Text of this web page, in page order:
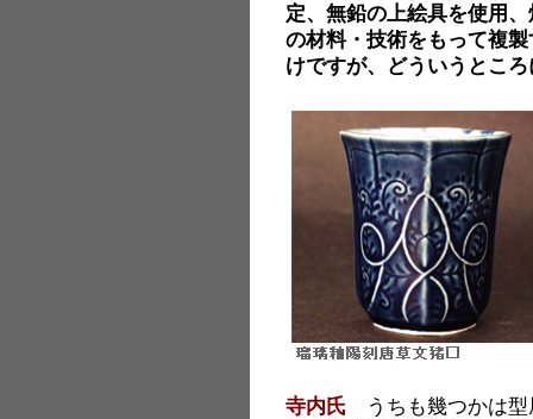
定、無鉛の上絵具を使用
の材料・技術をもって複
けですが、どういうとこ
寺内氏 うちも幾つかは型